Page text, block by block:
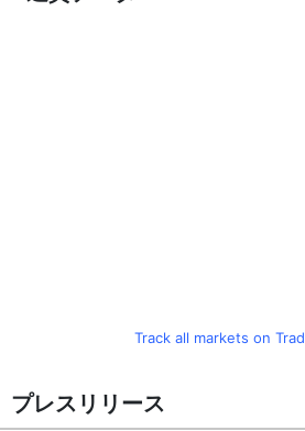
Track all markets on
プレスリリース